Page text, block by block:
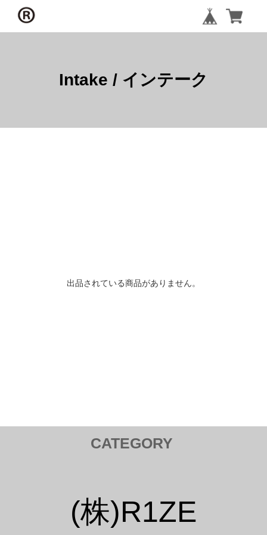
Intake / インテーク
出品されている商品がありません。
CATEGORY
Injection kit ／ インジェクションキット
Mirror ／ ミラー
Hood Bar / ボンネットバー(株)R1ZE